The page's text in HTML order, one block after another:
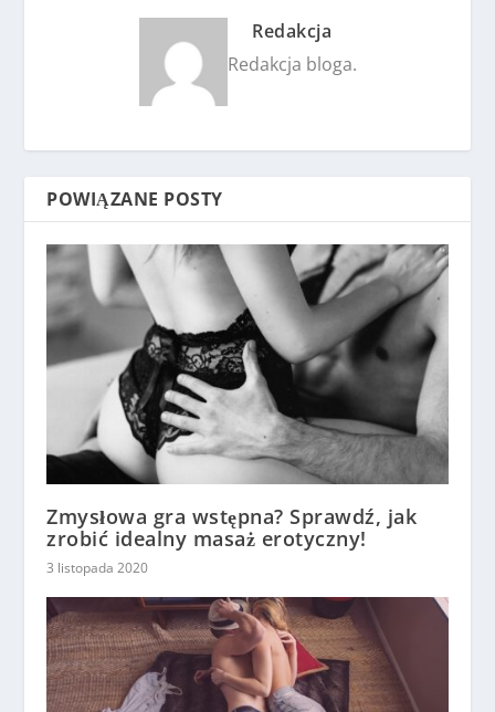
Redakcja
Redakcja bloga.
POWIĄZANE POSTY
Zmysłowa gra wstępna? Sprawdź, jak
zrobić idealny masaż erotyczny!
3 listopada 2020